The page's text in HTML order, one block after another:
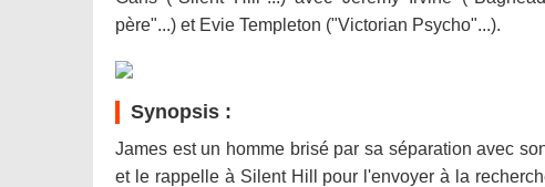
père"...) et Evie Templeton ("Victorian Psycho"...).
Synopsis :
James est un homme brisé par sa séparation avec
et le rappelle à Silent Hill pour l'envoyer à la